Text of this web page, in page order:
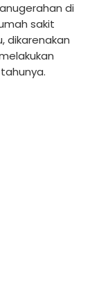
di
sakit
dikarenakan